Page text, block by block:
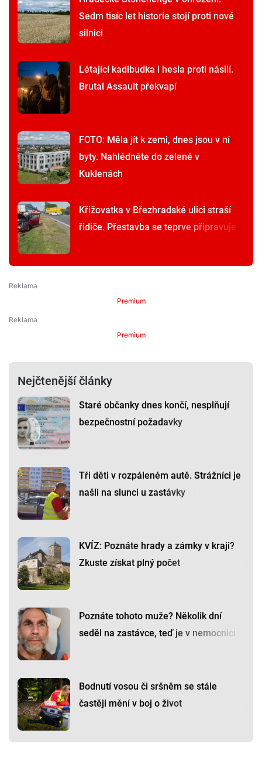
Sedm tisíc let historie stojí proti nové
silnici
Létající kadibudka i hesla proti násilí.
Brutal Assault překvapí
FOTO: Měla jít k zemi, dnes jsou v ní
byty. Nahlédněte do zelené v
Kuklenách
Křižovatka v Březhradské ulici straší
řidiče. Přestavba se teprve připravuje
Premium
Premium
Nejčtenější články
Staré občanky dnes končí, nesplňují
bezpečnostní požadavky
Tři děti v rozpáleném autě. Strážníci je
našli na slunci u zastávky
KVÍZ: Poznáte hrady a zámky v kraji?
Zkuste získat plný počet
Poznáte tohoto muže? Několik dní
seděl na zastávce, teď je v nemocnici
Bodnutí vosou či sršněm se stále
častěji mění v boj o život